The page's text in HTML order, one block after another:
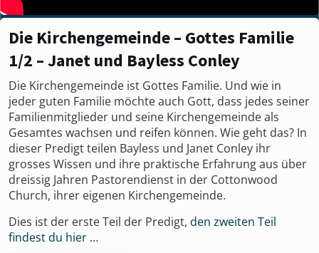
Die Kirchengemeinde – Gottes Familie
1/2 – Janet und Bayless Conley
Die Kirchengemeinde ist Gottes Familie. Und wie in
jeder guten Familie möchte auch Gott, dass jedes seiner
Familienmitglieder und seine Kirchengemeinde als
Gesamtes wachsen und reifen können. Wie geht das? In
dieser Predigt teilen Bayless und Janet Conley ihr
grosses Wissen und ihre praktische Erfahrung aus über
dreissig Jahren Pastorendienst in der Cottonwood
Church, ihrer eigenen Kirchengemeinde.
Dies ist der erste Teil der Predigt, den zweiten Teil
findest du hier …